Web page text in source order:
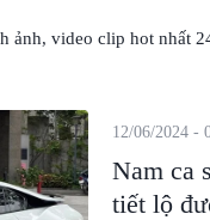
ảnh, video clip hot nhất
Nam ca
tiết lộ
12/06/2024 -